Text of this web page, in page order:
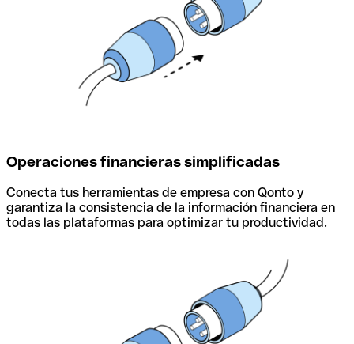
Operaciones financieras simplificadas
Conecta tus herramientas de empresa con Qonto y
garantiza la consistencia de la información financiera en
todas las plataformas para optimizar tu productividad.